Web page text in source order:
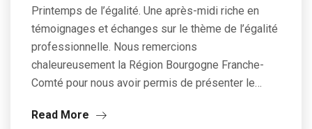
Printemps de l’égalité. Une après-midi riche en
témoignages et échanges sur le thème de l’égalité
professionnelle. Nous remercions
chaleureusement la Région Bourgogne Franche-
Comté pour nous avoir permis de présenter le…
Read More